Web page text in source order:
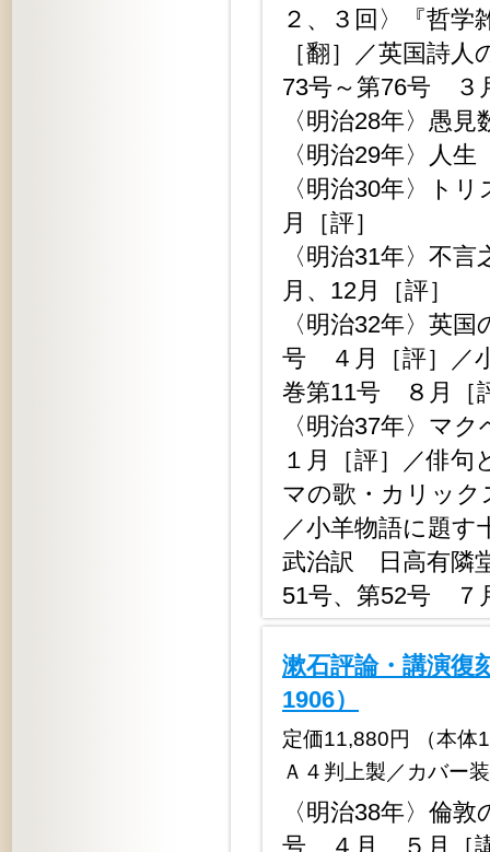
２、３回〉『哲
［翻］／英国詩
73号～第76号 ３
〈明治28年〉愚
〈明治29年〉人
〈明治30年〉ト
月［評］
〈明治31年〉不
月、12月［評］
〈明治32年〉英
号 ４月［評］／
巻第11号 ８月［
〈明治37年〉マ
１月［評］／俳
マの歌・カリッ
／小羊物語に題
武治訳 日高有隣
51号、第52号 ７
漱石評論・講演
1906）
定価11,880円 （本体
Ａ４判上製／カバー
〈明治38年〉倫
号 ４月、５月［